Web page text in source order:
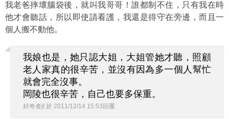
我老爸摔壞腦袋後，就叫我哥哥！誰都制不住，只有我在時
他才會聽話，所以即使請看護，我還是得守在旁邊，而且一
個人搬不動他。
我娘也是，她只認大姐，大姐管她才聽，照顧
老人家真的很辛苦，並沒有因為多一個人幫忙
就會完全沒事。
岡陵也很辛苦，自己也要多保重。
好奇者jt 於 2011/12/14 15:53 回覆